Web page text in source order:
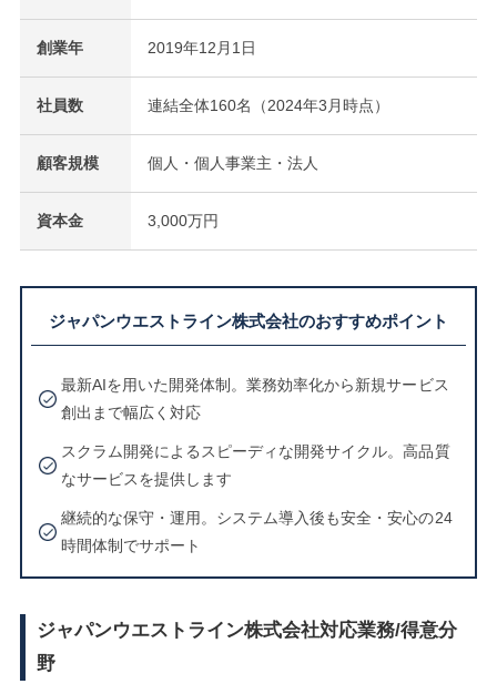
創業年 2019年12月1日
社員数 連結全体160名（2024年3月時点）
顧客規模 個人・個人事業主・法人
資本金 3,000万円
ジャパンウエストライン株式会社のおすすめポイント
最新AIを用いた開発体制。業務効率化から新規サービス
創出まで幅広く対応
スクラム開発によるスピーディな開発サイクル。高品質
なサービスを提供します
継続的な保守・運用。システム導入後も安全・安心の24
時間体制でサポート
ジャパンウエストライン株式会社対応業務/得意分
野